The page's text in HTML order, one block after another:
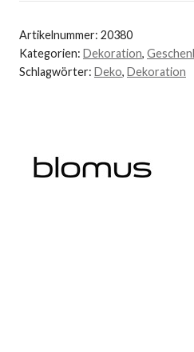
Menge
Artikelnummer: 20380
Kategorien: Dekoration,
Schlagwörter: Deko, Dekoration